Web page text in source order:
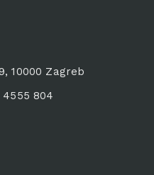
10000 Zagreb
4555 804